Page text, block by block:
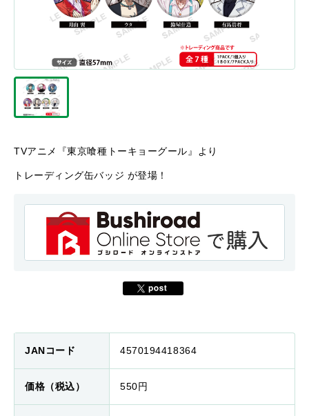
TVアニメ『東京喰種トーキョーグール』より
トレーディング缶バッジ が登場！
JANコード 4570194418364
価格（税込） 550円